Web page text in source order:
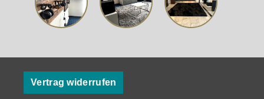
Vertrag widerrufen